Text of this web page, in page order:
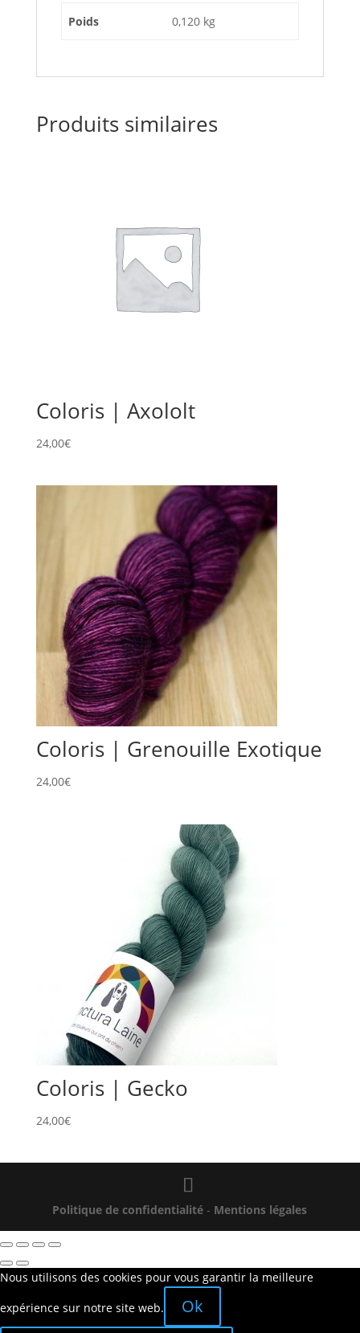
Poids 0,120 kg
Produits similaires
Coloris | Axololt
24,00€
Coloris | Grenouille Exotique
24,00€
Coloris | Gecko
24,00€
Politique de confidentialité - Mentions légales
Nous utilisons des cookies pour vous garantir la meilleure
expérience sur notre site web.
Ok